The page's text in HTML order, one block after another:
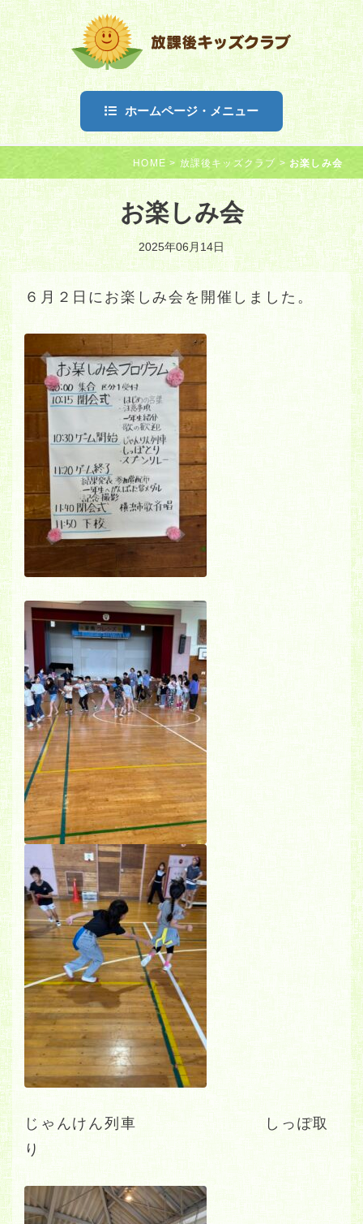
ホームページ・メニュー
HOME > 放課後キッズクラブ > お楽しみ会
お楽しみ会
2025年06月14日
６月２日にお楽しみ会を開催しました。
じゃんけん列車 しっぽ取
り